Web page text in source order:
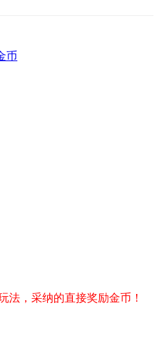
币
法，采纳的直接奖励金币！